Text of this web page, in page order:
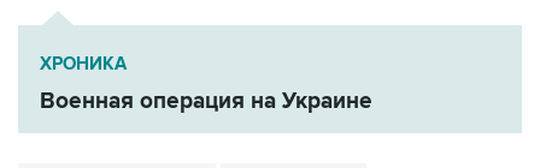
ХРОНИКА
Военная операция на Украине